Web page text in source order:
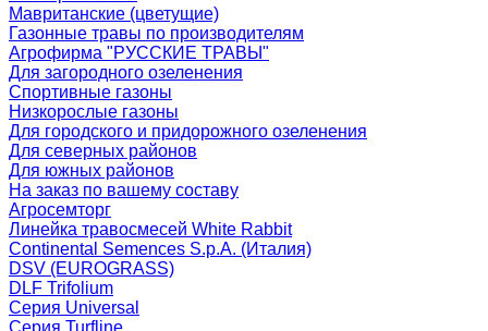
Мавританские (цветущие)
Газонные травы по производителям
Агрофирма "РУССКИЕ ТРАВЫ"
Для загородного озеленения
Спортивные газоны
Низкорослые газоны
Для городского и придорожного озеленения
Для северных районов
Для южных районов
На заказ по вашему составу
Агросемторг
Линейка травосмесей White Rabbit
Continental Semences S.p.A. (Италия)
DSV (EUROGRASS)
DLF Trifolium
Серия Universal
Серия Turfline